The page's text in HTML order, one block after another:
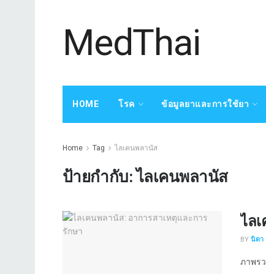
MedThai
HOME โรค ข้อมูลยาและการใช้ยา
Home Tag ไลเคนพลานัส
ป้ายกำกับ:ไลเคนพลานัส
ไล
BY นิดา
ภาพรว